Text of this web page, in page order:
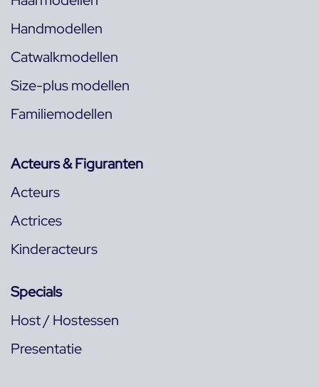
Handmodellen
Catwalkmodellen
Size-plus modellen
Familiemodellen
Acteurs & Figuranten
Acteurs
Actrices
Kinderacteurs
Specials
Host / Hostessen
Presentatie